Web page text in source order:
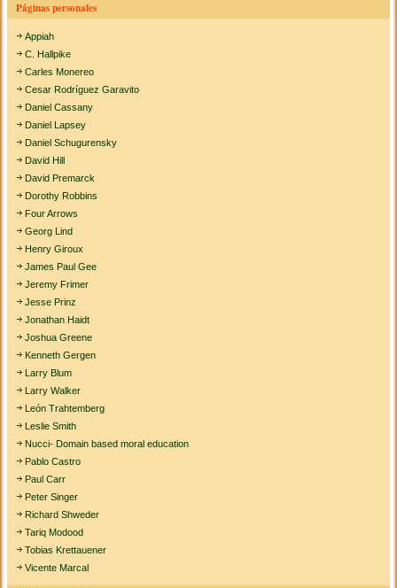
Páginas personales
Appiah
C. Hallpike
Carles Monereo
Cesar Rodríguez Garavito
Daniel Cassany
Daniel Lapsey
Daniel Schugurensky
David Hill
David Premarck
Dorothy Robbins
Four Arrows
Georg Lind
Henry Giroux
James Paul Gee
Jeremy Frimer
Jesse Prinz
Jonathan Haidt
Joshua Greene
Kenneth Gergen
Larry Blum
Larry Walker
León Trahtemberg
Leslie Smith
Nucci- Domain based moral education
Pablo Castro
Paul Carr
Peter Singer
Richard Shweder
Tariq Modood
Tobias Krettauener
Vicente Marcal